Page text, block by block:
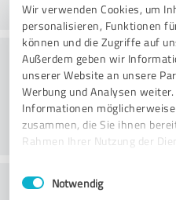
Wir verwenden Cookies, um
personalisieren, Funktionen
können und die Zugriffe auf
Außerdem geben wir
unserer Website an unsere
Werbung und Analysen
Informationen
zusammen, die Sie ihnen
Rahmen Ihrer Nutzung der
Impressum
Einwilligungsauswahl
Notwendig